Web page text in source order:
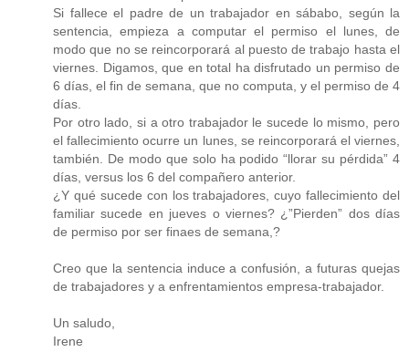
Si fallece el padre de un trabajador en sábabo, según la
sentencia, empieza a computar el permiso el lunes, de
modo que no se reincorporará al puesto de trabajo hasta el
viernes. Digamos, que en total ha disfrutado un permiso de
6 días, el fin de semana, que no computa, y el permiso de 4
días.
Por otro lado, si a otro trabajador le sucede lo mismo, pero
el fallecimiento ocurre un lunes, se reincorporará el viernes,
también. De modo que solo ha podido “llorar su pérdida” 4
días, versus los 6 del compañero anterior.
¿Y qué sucede con los trabajadores, cuyo fallecimiento del
familiar sucede en jueves o viernes? ¿”Pierden” dos días
de permiso por ser finaes de semana,?
Creo que la sentencia induce a confusión, a futuras quejas
de trabajadores y a enfrentamientos empresa-trabajador.
Un saludo,
Irene